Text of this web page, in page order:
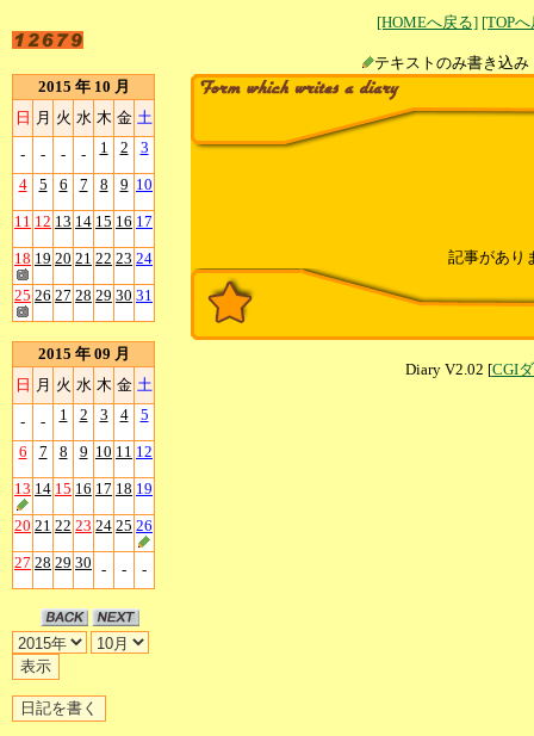
[HOMEへ戻る] [TOP
テキストのみ書
2015 年 10 月
日 月 火 水 木 金 土
- - - - 1 2 3
4 5 6 7 8 9 10
11 12 13 14 15 16 17
18 19 20 21 22 23 24
25 26 27 28 29 30 31
2015 年 09 月
日 月 火 水 木 金 土
- - 1 2 3 4 5
6 7 8 9 10 11 12
13 14 15 16 17 18 19
20 21 22 23 24 25 26
27 28 29 30 - - -
記事があり
Diary V2.02 [CGI